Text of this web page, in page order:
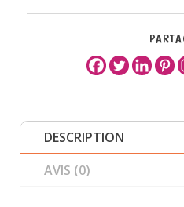
DESCRIPTION
AVIS (0)